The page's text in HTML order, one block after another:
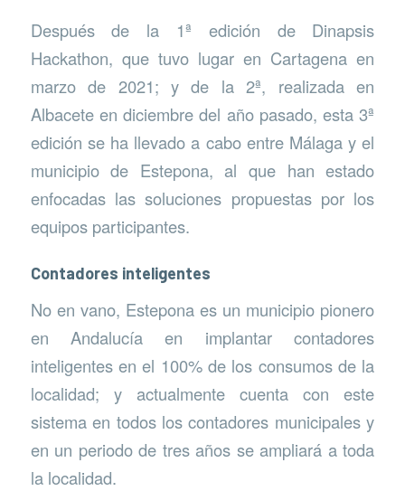
Después de la 1ª edición de Dinapsis
Hackathon, que tuvo lugar en Cartagena en
marzo de 2021; y de la 2ª, realizada en
Albacete en diciembre del año pasado, esta 3ª
edición se ha llevado a cabo entre Málaga y el
municipio de Estepona, al que han estado
enfocadas las soluciones propuestas por los
equipos participantes.
Contadores inteligentes
No en vano, Estepona es un municipio pionero
en Andalucía en implantar contadores
inteligentes en el 100% de los consumos de la
localidad; y actualmente cuenta con este
sistema en todos los contadores municipales y
en un periodo de tres años se ampliará a toda
la localidad.